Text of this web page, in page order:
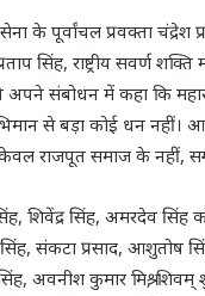
के पूर्वांचल प्रवक्ता चंद्रेश
राष्ट्रीय सवर्ण शक्ति
संबोधन में कहा कि
से बड़ा कोई धन
केवल राजपूत समाज के नहीं,
शिवेंद्र सिंह, अमरदेव सिंह
संकटा प्रसाद, आशुतोष
अवनीश कुमार मिश्र, शिवम्